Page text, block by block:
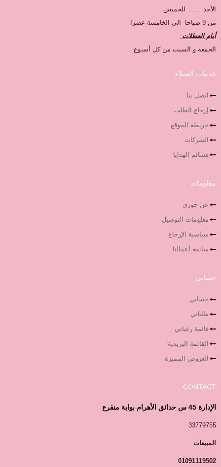
الأحد ....... للخميس
من 9 صباحا الى الخامسة عصرا
أيام العطلات
الجمعة و السبت من كل أسبوع
خدمات العملاء
اتصل بنا
إرجاع الطلب
خريطة الموقع
الشركات
قسائم الهدايا
معلومات
عن جوري
معلومات التوصيل
سياسية الإرجاع
سابقة أعمالنا
حسابي
حسابي
طلباتي
قائمة رغباتي
القائمة البريدية
العروض المميزة
CONTACT
الإدارة 45 س حدائق الأهرام بوابة منقرع
33779755
المبيعات
01091119502